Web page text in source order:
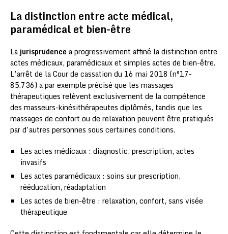
La distinction entre acte médical,
paramédical et bien-être
La jurisprudence a progressivement affiné la distinction entre
actes médicaux, paramédicaux et simples actes de bien-être.
L’arrêt de la Cour de cassation du 16 mai 2018 (n°17-
85.736) a par exemple précisé que les massages
thérapeutiques relèvent exclusivement de la compétence
des masseurs-kinésithérapeutes diplômés, tandis que les
massages de confort ou de relaxation peuvent être pratiqués
par d’autres personnes sous certaines conditions.
Les actes médicaux : diagnostic, prescription, actes
invasifs
Les actes paramédicaux : soins sur prescription,
rééducation, réadaptation
Les actes de bien-être : relaxation, confort, sans visée
thérapeutique